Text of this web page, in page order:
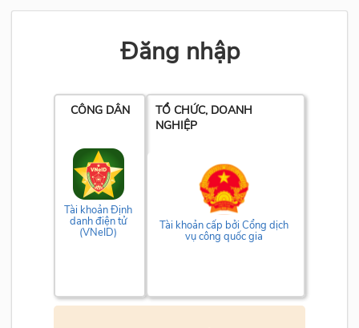
Đăng nhập
CÔNG DÂN
Tài khoản Định
danh điện tử
(VNeID)
TỔ CHỨC, DOANH
NGHIỆP
Tài khoản cấp bởi Cổng dịch
vụ công quốc gia